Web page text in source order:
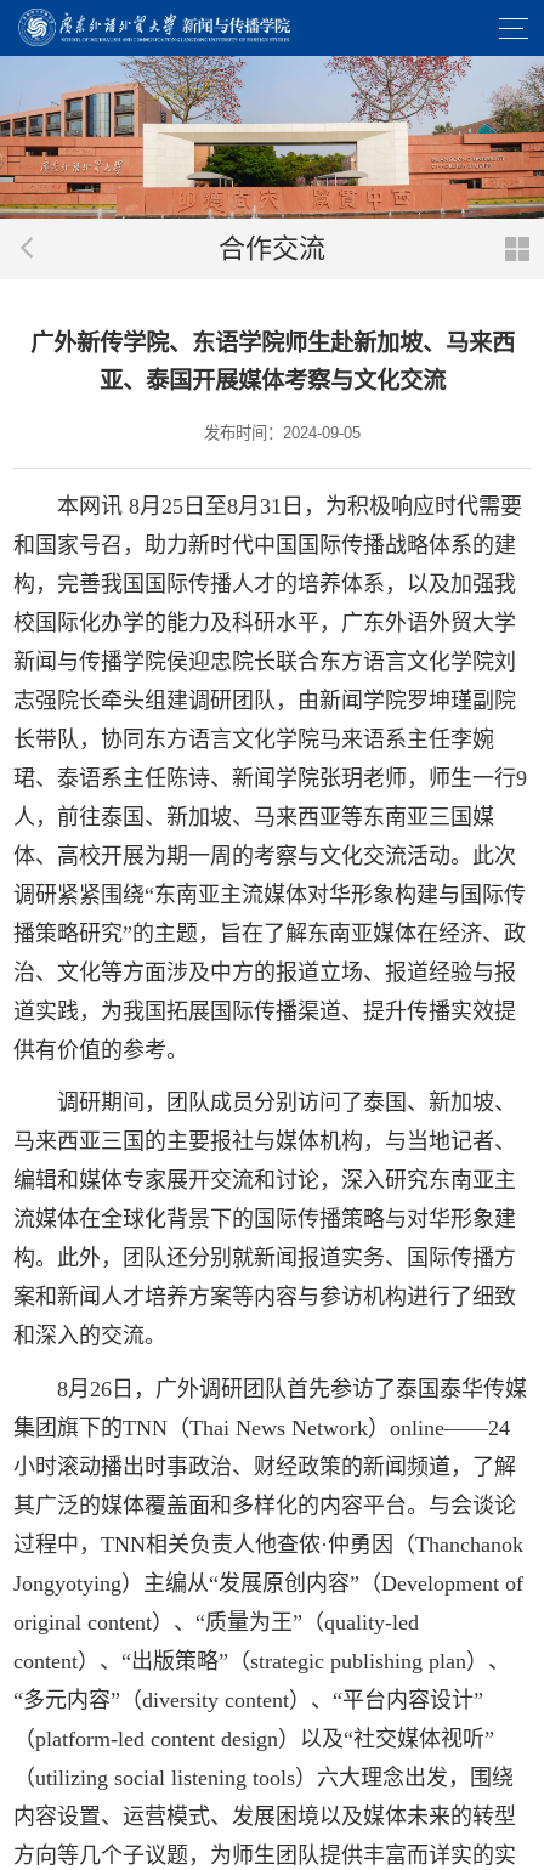
合作交流
广外新传学院、东语学院师生赴新加坡、马来西
亚、泰国开展媒体考察与文化交流
发布时间：2024-09-05
本网讯 8月25日至8月31日，为积极响应时代需要
和国家号召，助力新时代中国国际传播战略体系的建
构，完善我国国际传播人才的培养体系，以及加强我
校国际化办学的能力及科研水平，广东外语外贸大学
新闻与传播学院侯迎忠院长联合东方语言文化学院刘
志强院长牵头组建调研团队，由新闻学院罗坤瑾副院
长带队，协同东方语言文化学院马来语系主任李婉
珺、泰语系主任陈诗、新闻学院张玥老师，师生一行9
人，前往泰国、新加坡、马来西亚等东南亚三国媒
体、高校开展为期一周的考察与文化交流活动。此次
调研紧紧围绕“东南亚主流媒体对华形象构建与国际传
播策略研究”的主题，旨在了解东南亚媒体在经济、政
治、文化等方面涉及中方的报道立场、报道经验与报
道实践，为我国拓展国际传播渠道、提升传播实效提
供有价值的参考。
调研期间，团队成员分别访问了泰国、新加坡、
马来西亚三国的主要报社与媒体机构，与当地记者、
编辑和媒体专家展开交流和讨论，深入研究东南亚主
流媒体在全球化背景下的国际传播策略与对华形象建
构。此外，团队还分别就新闻报道实务、国际传播方
案和新闻人才培养方案等内容与参访机构进行了细致
和深入的交流。
8月26日，广外调研团队首先参访了泰国泰华传媒
集团旗下的TNN（Thai News Network）online——24
小时滚动播出时事政治、财经政策的新闻频道，了解
其广泛的媒体覆盖面和多样化的内容平台。与会谈论
过程中，TNN相关负责人他查侬·仲勇因（Thanchanok
Jongyotying）主编从“发展原创内容”（Development of
original content）、“质量为王”（quality-led
content）、“出版策略”（strategic publishing plan）、
“多元内容”（diversity content）、“平台内容设计”
（platform-led content design）以及“社交媒体视听”
（utilizing social listening tools）六大理念出发，围绕
内容设置、运营模式、发展困境以及媒体未来的转型
方向等几个子议题，为师生团队提供丰富而详实的实